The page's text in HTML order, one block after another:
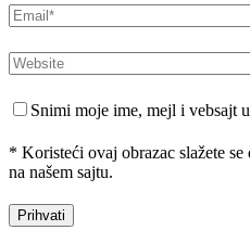
Snimi moje ime, mejl i vebsajt
* Koristeći ovaj obrazac slažete
na našem sajtu.